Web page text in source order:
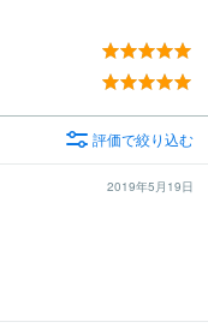
評価で絞り込む
2019年5月19日